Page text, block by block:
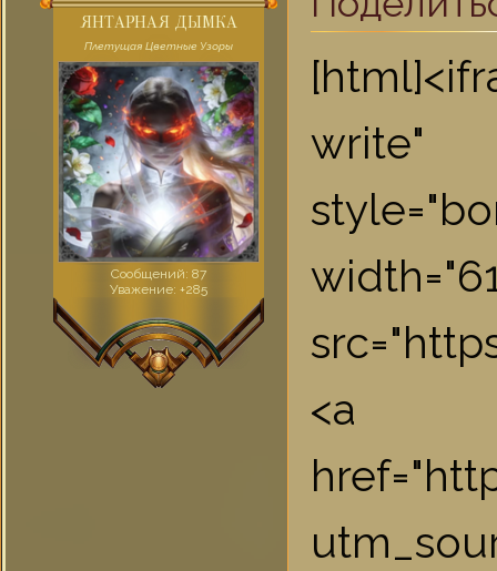
ЯНТАРНАЯ ДЫМКА
Плетущая Цветные Узоры
Сообщений: 87
Уважение: +285
write"
<a